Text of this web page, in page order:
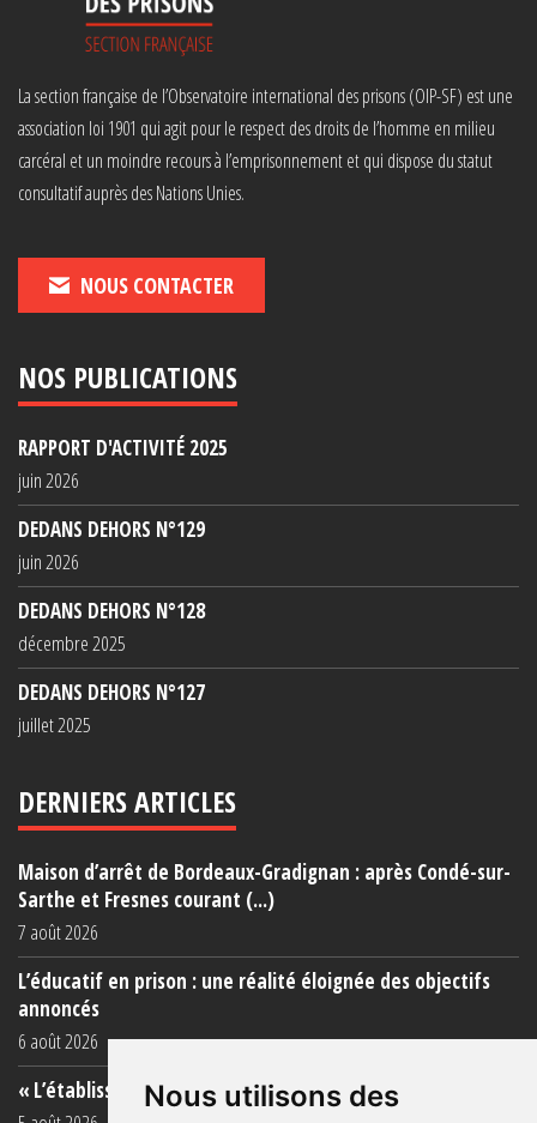
Nous utilisons des
La section française de l’Observatoire international des prisons (OIP-SF) est une
association loi 1901 qui agit pour le respect des droits de l’homme en milieu
carcéral et un moindre recours à l’emprisonnement et qui dispose du statut
consultatif auprès des Nations Unies.
NOUS CONTACTER
NOS PUBLICATIONS
RAPPORT D'ACTIVITÉ 2025
juin 2026
DEDANS DEHORS N°129
juin 2026
DEDANS DEHORS N°128
décembre 2025
DEDANS DEHORS N°127
juillet 2025
DERNIERS ARTICLES
Maison d’arrêt de Bordeaux-Gradignan : après Condé-sur-
Sarthe et Fresnes courant (...)
7 août 2026
L’éducatif en prison : une réalité éloignée des objectifs
annoncés
6 août 2026
« L’établissement est une porcherie totale »